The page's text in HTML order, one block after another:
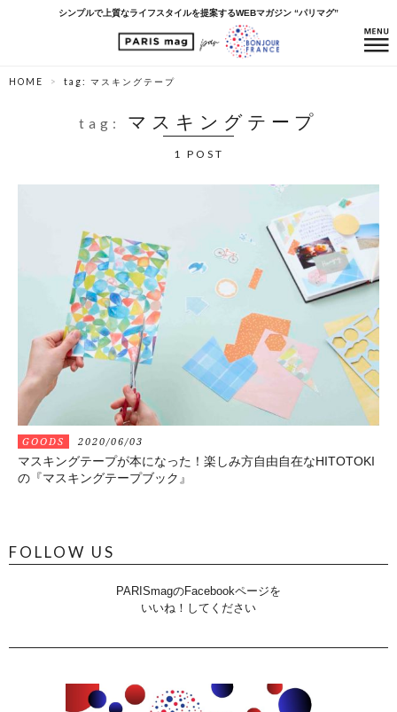
シンプルで上質なライフスタイルを提案するWEBマガジン “パリマグ”
HOME tag: マスキングテープ
tag: マスキングテープ
1 POST
GOODS 2020/06/03
マスキングテープが本になった！楽しみ方自由自在なHITOTOKI
の『マスキングテープブック』
FOLLOW US
PARISmagのFacebookページを
いいね！してください